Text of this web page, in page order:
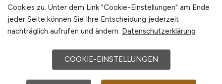
gewobe Wohnungswirtschaftliche
Beteiligungsgesellschaft mbH
Cookies zu. Unter dem Link "Cookie-Einstellungen" am Ende
jeder Seite können Sie Ihre Entscheidung jederzeit
nachträglich aufrufen und ändern. Datenschutzerklärung
COOKIE-EINSTELLUNGEN